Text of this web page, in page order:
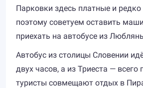
Парковки здесь платные и
поэтому советуем оставить
приехать на автобусе из
Автобус из столицы Словении
двух часов, а из Триеста — всего
туристы совмещают отдых в